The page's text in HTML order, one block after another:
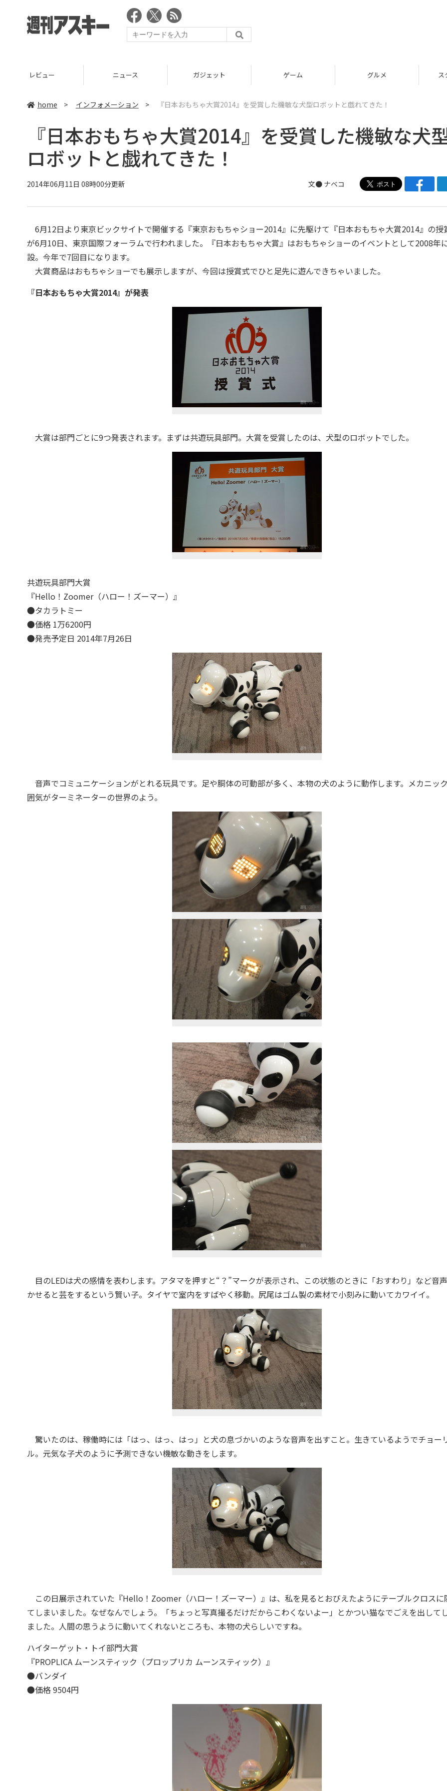
レビュー ニュース ガジェット ゲーム グルメ ス
home > インフォメーション > 『日本おもちゃ大賞2014』を受賞した機敏な犬型ロボットと戯れてきた！
『日本おもちゃ大賞2014』を受賞した機敏な犬
ロボットと戯れてきた！
2014年06月11日 08時00分更新 文● ナベコ
6月12日より東京ビックサイトで開催する『東京おもちゃショー2014』に先駆けて『日本おもちゃ大賞2014』の授
が6月10日、東京国際フォーラムで行われました。『日本おもちゃ大賞』はおもちゃショーのイベントとして2008年
設。今年で7回目になります。
大賞商品はおもちゃショーでも展示しますが、今回は授賞式でひと足先に遊んできちゃいました。
『日本おもちゃ大賞2014』が発表
大賞は部門ごとに9つ発表されます。まずは共遊玩具部門。大賞を受賞したのは、犬型のロボットでした。
共遊玩具部門大賞
『Hello！Zoomer（ハロー！ズーマー）』
●タカラトミー
●価格 1万6200円
●発売予定日 2014年7月26日
音声でコミュニケーションがとれる玩具です。足や胴体の可動部が多く、本物の犬のように動作します。メカニッ
囲気がターミネーターの世界のよう。
目のLEDは犬の感情を表わします。アタマを押すと“？”マークが表示され、この状態のときに「おすわり」など音
かせると芸をするという賢い子。タイヤで室内をすばやく移動。尻尾はゴム製の素材で小刻みに動いてカワイイ。
驚いたのは、稼働時には「はっ、はっ、はっ」と犬の息づかいのような音声を出すこと。生きているようでチョー
ル。元気な子犬のように予測できない機敏な動きをします。
この日展示されていた『Hello！Zoomer（ハロー！ズーマー）』は、私を見るとおびえたようにテーブルクロスに
てしまいました。なぜなんでしょう。「ちょっと写真撮るだけだからこわくないよー」とかつい猫なでごえを出して
ました。人間の思うように動いてくれないところも、本物の犬らしいですね。
ハイターゲット・トイ部門大賞
『PROPLICA ムーンスティック（プロップリカ ムーンスティック）』
●バンダイ
●価格 9504円